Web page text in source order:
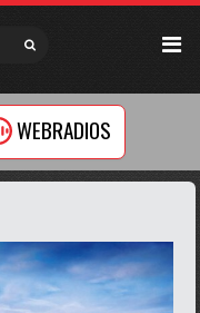
WEBRADIOS